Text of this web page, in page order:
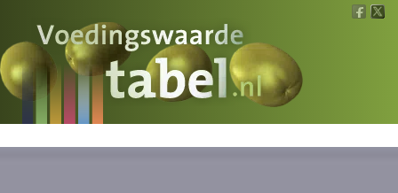
Voedingswaarde
Wat is wat?